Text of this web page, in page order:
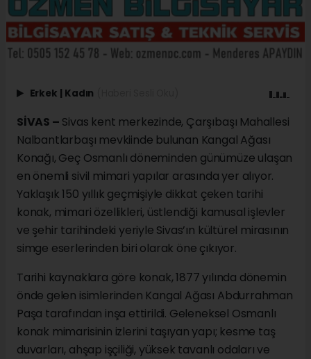
Erkek Kadın
SİVAS – Sivas kent merkezinde, Çarşıbaşı Mahallesi
Nalbantlarbaşı mevkiinde bulunan Kangal Ağası
Konağı, Geç Osmanlı döneminden günümüze ulaşan
en önemli sivil mimari yapılar arasında yer alıyor.
Yaklaşık 150 yıllık geçmişiyle dikkat çeken tarihi
konak, mimari özellikleri, üstlendiği kamusal işlevler
ve şehir tarihindeki yeriyle Sivas’ın kültürel mirasının
simge eserlerinden biri olarak öne çıkıyor.
Tarihi kaynaklara göre konak, 1877 yılında dönemin
önde gelen isimlerinden Kangal Ağası Abdurrahman
Paşa tarafından inşa ettirildi. Geleneksel Osmanlı
konak mimarisinin izlerini taşıyan yapı; kesme taş
duvarları, ahşap işçiliği, yüksek tavanlı odaları ve